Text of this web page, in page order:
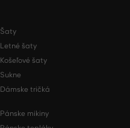
Šaty
Letné šaty
Košeľové šaty
Sukne
Dámske tričká
Pánske mikiny